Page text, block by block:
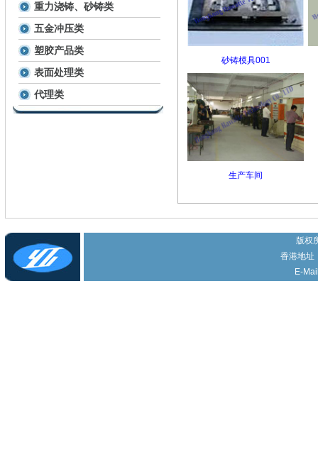
重力浇铸、砂铸类
五金冲压类
塑胶产品类
表面处理类
代理类
砂铸模具001
生产车间
版权
香港地址
E-